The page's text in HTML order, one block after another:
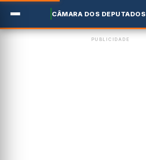
CÂMARA DOS DEPUTADOS
PUBLICIDADE